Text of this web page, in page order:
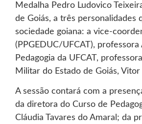
Medalha Pedro Ludovico
de Goiás, a três personalidades
sociedade goiana: a vice-
(PPGEDUC/UFCAT),
Pedagogia da UFCAT,
Militar do Estado de Goiás,
A sessão contará com a
da diretora do Curso de
Cláudia Tavares do Amaral; da